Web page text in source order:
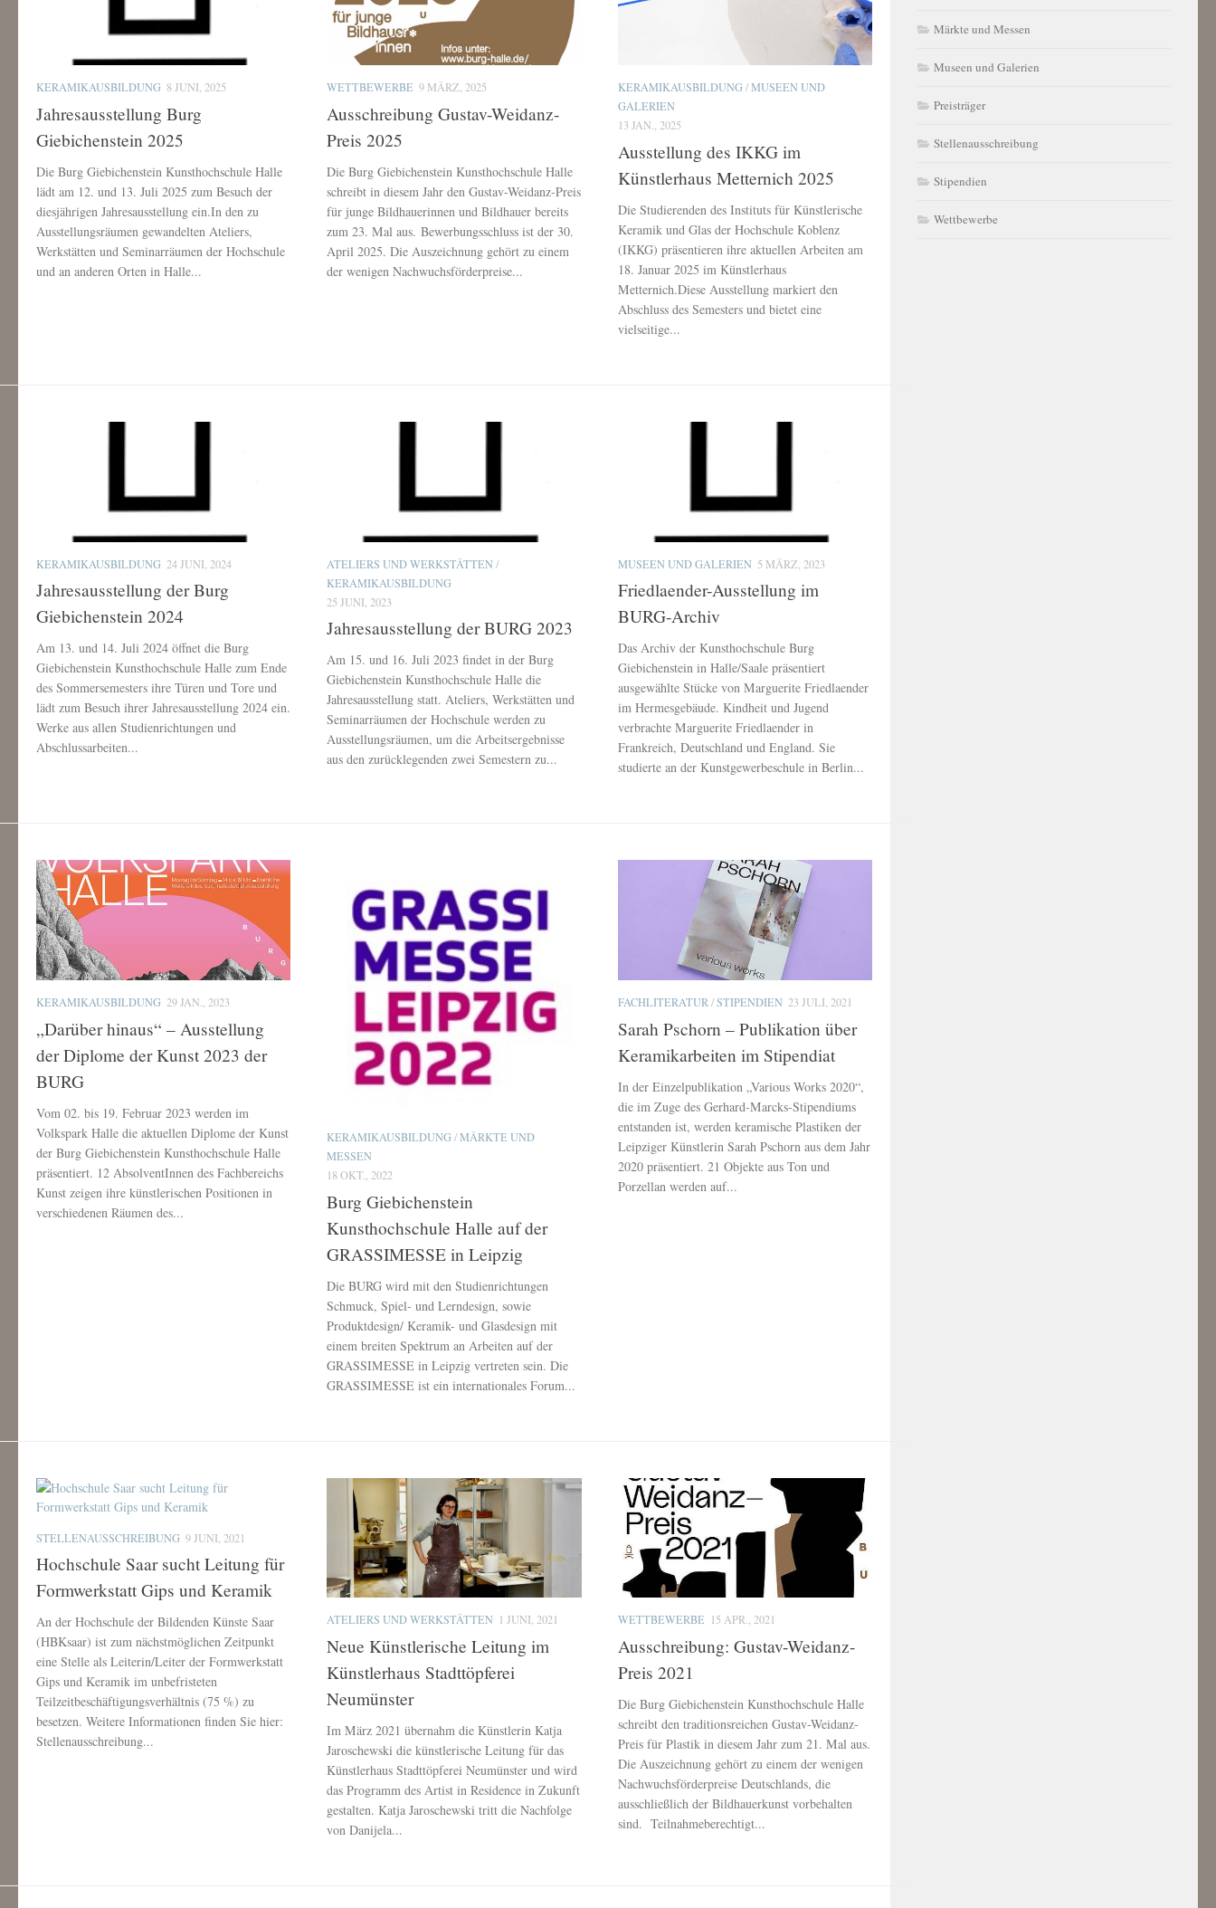
KERAMIKAUSBILDUNG 8 JUNI, 2025
Jahresausstellung Burg
Giebichenstein 2025
Die Burg Giebichenstein Kunsthochschule Halle
lädt am 12. und 13. Juli 2025 zum Besuch der
diesjährigen Jahresausstellung ein.In den zu
Ausstellungsräumen gewandelten Ateliers,
Werkstätten und Seminarräumen der Hochschule
und an anderen Orten in Halle...
WETTBEWERBE 9 MÄRZ, 2025
Ausschreibung Gustav-Weidanz-
Preis 2025
Die Burg Giebichenstein Kunsthochschule Halle
schreibt in diesem Jahr den Gustav-Weidanz-Preis
für junge Bildhauerinnen und Bildhauer bereits
zum 23. Mal aus. Bewerbungsschluss ist der 30.
April 2025. Die Auszeichnung gehört zu einem
der wenigen Nachwuchsförderpreise...
KERAMIKAUSBILDUNG/MUSEEN UND
GALERIEN
13 JAN., 2025
Ausstellung des IKKG im
Künstlerhaus Metternich 2025
Die Studierenden des Instituts für Künstlerische
Keramik und Glas der Hochschule Koblenz
(IKKG) präsentieren ihre aktuellen Arbeiten am
18. Januar 2025 im Künstlerhaus
Metternich.Diese Ausstellung markiert den
Abschluss des Semesters und bietet eine
vielseitige...
KERAMIKAUSBILDUNG 24 JUNI, 2024
Jahresausstellung der Burg
Giebichenstein 2024
Am 13. und 14. Juli 2024 öffnet die Burg
Giebichenstein Kunsthochschule Halle zum Ende
des Sommersemesters ihre Türen und Tore und
lädt zum Besuch ihrer Jahresausstellung 2024 ein.
Werke aus allen Studienrichtungen und
Abschlussarbeiten...
ATELIERS UND WERKSTÄTTEN/
KERAMIKAUSBILDUNG
25 JUNI, 2023
Jahresausstellung der BURG 2023
Am 15. und 16. Juli 2023 findet in der Burg
Giebichenstein Kunsthochschule Halle die
Jahresausstellung statt. Ateliers, Werkstätten und
Seminarräumen der Hochschule werden zu
Ausstellungsräumen, um die Arbeitsergebnisse
aus den zurücklegenden zwei Semestern zu...
MUSEEN UND GALERIEN 5 MÄRZ, 2023
Friedlaender-Ausstellung im
BURG-Archiv
Das Archiv der Kunsthochschule Burg
Giebichenstein in Halle/Saale präsentiert
ausgewählte Stücke von Marguerite Friedlaender
im Hermesgebäude. Kindheit und Jugend
verbrachte Marguerite Friedlaender in
Frankreich, Deutschland und England. Sie
studierte an der Kunstgewerbeschule in Berlin...
KERAMIKAUSBILDUNG 29 JAN., 2023
„Darüber hinaus“ – Ausstellung
der Diplome der Kunst 2023 der
BURG
Vom 02. bis 19. Februar 2023 werden im
Volkspark Halle die aktuellen Diplome der Kunst
der Burg Giebichenstein Kunsthochschule Halle
präsentiert. 12 AbsolventInnen des Fachbereichs
Kunst zeigen ihre künstlerischen Positionen in
verschiedenen Räumen des...
KERAMIKAUSBILDUNG/MÄRKTE UND
MESSEN
18 OKT., 2022
Burg Giebichenstein
Kunsthochschule Halle auf der
GRASSIMESSE in Leipzig
Die BURG wird mit den Studienrichtungen
Schmuck, Spiel- und Lerndesign, sowie
Produktdesign/ Keramik- und Glasdesign mit
einem breiten Spektrum an Arbeiten auf der
GRASSIMESSE in Leipzig vertreten sein. Die
GRASSIMESSE ist ein internationales Forum...
FACHLITERATUR /STIPENDIEN 23 JULI, 2021
Sarah Pschorn – Publikation über
Keramikarbeiten im Stipendiat
In der Einzelpublikation „Various Works 2020“,
die im Zuge des Gerhard-Marcks-Stipendiums
entstanden ist, werden keramische Plastiken der
Leipziger Künstlerin Sarah Pschorn aus dem Jahr
2020 präsentiert. 21 Objekte aus Ton und
Porzellan werden auf...
STELLENAUSSCHREIBUNG 9 JUNI, 2021
Hochschule Saar sucht Leitung für
Formwerkstatt Gips und Keramik
An der Hochschule der Bildenden Künste Saar
(HBKsaar) ist zum nächstmöglichen Zeitpunkt
eine Stelle als Leiterin/Leiter der Formwerkstatt
Gips und Keramik im unbefristeten
Teilzeitbeschäftigungsverhältnis (75 %) zu
besetzen. Weitere Informationen finden Sie hier:
Stellenausschreibung...
ATELIERS UND WERKSTÄTTEN 1 JUNI, 2021
Neue Künstlerische Leitung im
Künstlerhaus Stadttöpferei
Neumünster
Im März 2021 übernahm die Künstlerin Katja
Jaroschewski die künstlerische Leitung für das
Künstlerhaus Stadttöpferei Neumünster und wird
das Programm des Artist in Residence in Zukunft
gestalten. Katja Jaroschewski tritt die Nachfolge
von Danijela...
WETTBEWERBE 15 APR., 2021
Ausschreibung: Gustav-Weidanz-
Preis 2021
Die Burg Giebichenstein Kunsthochschule Halle
schreibt den traditionsreichen Gustav-Weidanz-
Preis für Plastik in diesem Jahr zum 21. Mal aus.
Die Auszeichnung gehört zu einem der wenigen
Nachwuchsförderpreise Deutschlands, die
ausschließlich der Bildhauerkunst vorbehalten
sind. Teilnahmeberechtigt...
Märkte und Messen
Museen und Galerien
Preisträger
Stellenausschreibung
Stipendien
Wettbewerbe